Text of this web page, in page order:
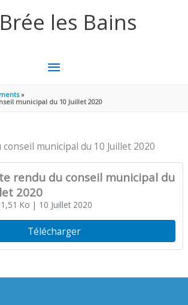
les Bains
MENU
PRINCIPAL
municipal du 10 Juillet 2020
municipal du 10 Juillet 2020
rendu du conseil municipal du
2020
Ko | 10 Juillet 2020
Télécharger